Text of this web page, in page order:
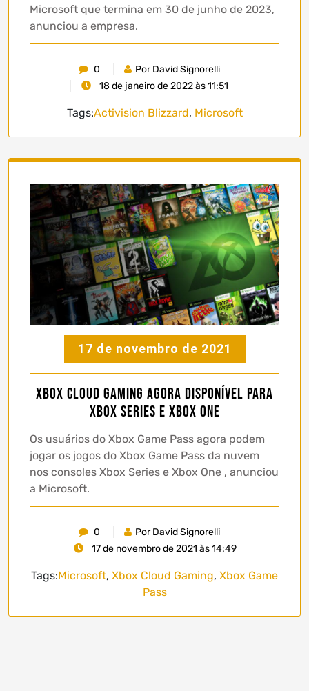
Microsoft que termina em 30 de junho de 2023,
anunciou a empresa.
0
Por David Signorelli
18 de janeiro de 2022 às 11:51
Tags:Activision Blizzard, Microsoft
17 de novembro de 2021
Xbox Cloud Gaming agora disponível para
Xbox Series e Xbox One
Os usuários do Xbox Game Pass agora podem
jogar os jogos do Xbox Game Pass da nuvem
nos consoles Xbox Series e Xbox One , anunciou
a Microsoft.
0
Por David Signorelli
17 de novembro de 2021 às 14:49
Tags:Microsoft, Xbox Cloud Gaming, Xbox Game
Pass